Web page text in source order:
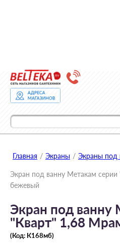
Главная / Экраны / Экраны под
Экран под ванну Метакам
бежевый
Экран под ванну
"Кварт" 1,68
(Код: К168мб)